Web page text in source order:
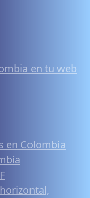
en tu web
en Colombia